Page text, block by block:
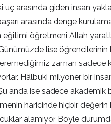
uç arasında giden insan
arasında denge
öğretmeni Allah yarattı
lise
zaman sadece
Hâlbuki milyoner bir
anda ise sadece akademik
haricinde hiçbir
alamıyor. Böyle